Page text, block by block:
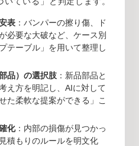
表 ：バンパーの擦り傷、ド
必要な大破など、ケース別
テーブル」を用いて整理し
品）の選択肢 ：新品部品と
え方を明記し、AIに対して
た柔軟な提案ができる」こ
化：内部の損傷が見つかっ
積もりのルールを明文化